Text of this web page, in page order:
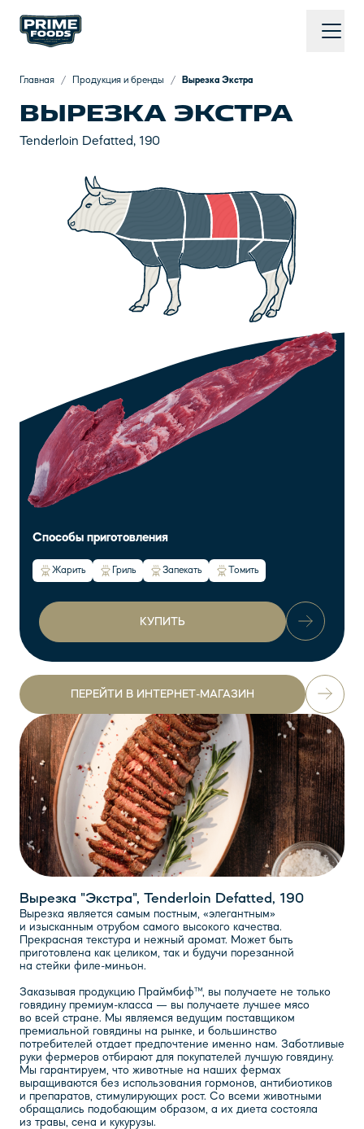
Главная / Продукция и бренды / Вырезка Экстра
ВЫРЕЗКА ЭКСТРА
Tenderloin Defatted, 190
Способы приготовления
Жарить Гриль Запекать Томить
КУПИТЬ
ПЕРЕЙТИ В ИНТЕРНЕТ-МАГАЗИН
Вырезка "Экстра", Tenderloin Defatted, 190
Вырезка является самым постным, «элегантным»
и изысканным отрубом самого высокого качества.
Прекрасная текстура и нежный аромат. Может быть
приготовлена как целиком, так и будучи порезанной
на стейки филе-миньон.
Заказывая продукцию Праймбиф™, вы получаете не только
говядину премиум-класса — вы получаете лучшее мясо
во всей стране. Мы являемся ведущим поставщиком
премиальной говядины на рынке, и большинство
потребителей отдает предпочтение именно нам. Заботливые
руки фермеров отбирают для покупателей лучшую говядину.
Мы гарантируем, что животные на наших фермах
выращиваются без использования гормонов, антибиотиков
и препаратов, стимулирующих рост. Со всеми животными
обращались подобающим образом, а их диета состояла
из травы, сена и кукурузы.